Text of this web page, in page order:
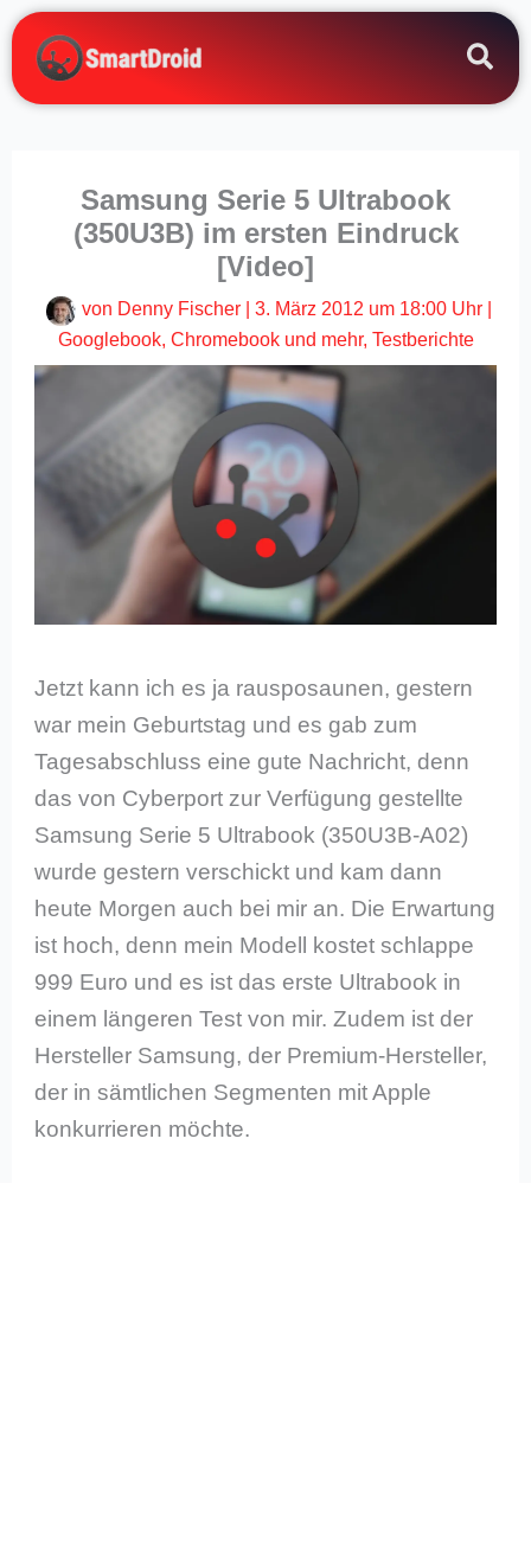
Zum
Inhalt
springen
Samsung Serie 5 Ultrabook
(350U3B) im ersten Eindruck
[Video]
von Denny Fischer 3. März 2012 um 18:00 Uhr|
Googlebook, Chromebook und mehr, Testberichte
Jetzt kann ich es ja rausposaunen, gestern
war mein Geburtstag und es gab zum
Tagesabschluss eine gute Nachricht, denn
das von Cyberport zur Verfügung gestellte
Samsung Serie 5 Ultrabook (350U3B-A02)
wurde gestern verschickt und kam dann
heute Morgen auch bei mir an. Die Erwartung
ist hoch, denn mein Modell kostet schlappe
999 Euro und es ist das erste Ultrabook in
einem längeren Test von mir. Zudem ist der
Hersteller Samsung, der Premium-Hersteller,
der in sämtlichen Segmenten mit Apple
konkurrieren möchte.